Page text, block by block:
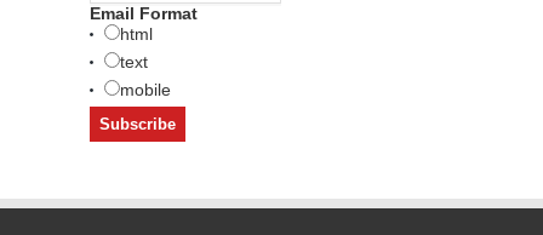
Email Format
html
text
mobile